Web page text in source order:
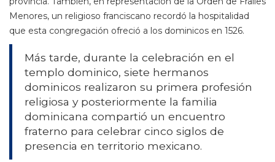
Menores, un religioso franciscano recordó la hospitalidad
que esta congregación ofreció a los dominicos en 1526.
Más tarde, durante la celebración en el
templo dominico, siete hermanos
dominicos realizaron su primera profesión
religiosa y posteriormente la familia
dominicana compartió un encuentro
fraterno para celebrar cinco siglos de
presencia en territorio mexicano.